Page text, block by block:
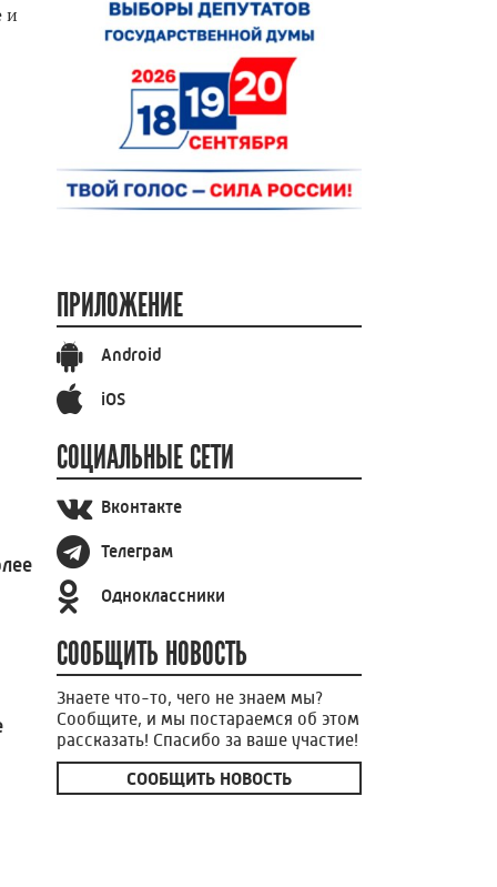
и
ПРИЛОЖЕНИЕ
Android
iOS
СОЦИАЛЬНЫЕ СЕТИ
Вконтакте
Телеграм
Одноклассники
СООБЩИТЬ НОВОСТЬ
Знаете что-то, чего не знаем мы?
Сообщите, и мы постараемся об этом
рассказать! Спасибо за ваше участие!
СООБЩИТЬ НОВОСТЬ